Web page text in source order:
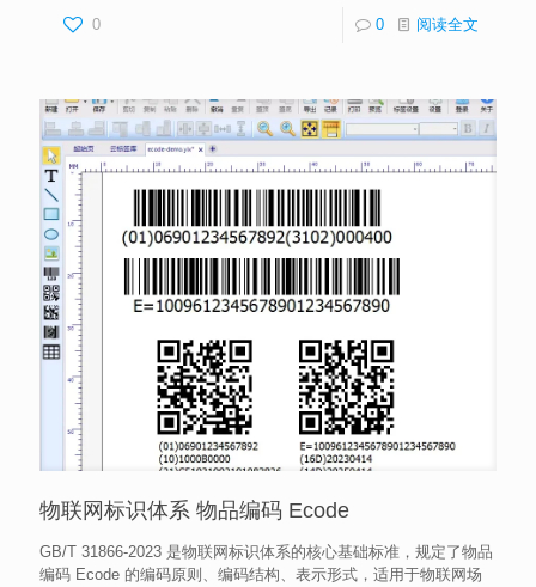
0 0 阅读全文
物联网标识体系 物品编码 Ecode
GB/T 31866-2023 是物联网标识体系的核心基础标准，规定了物品
编码 Ecode 的编码原则、编码结构、表示形式，适用于物联网场